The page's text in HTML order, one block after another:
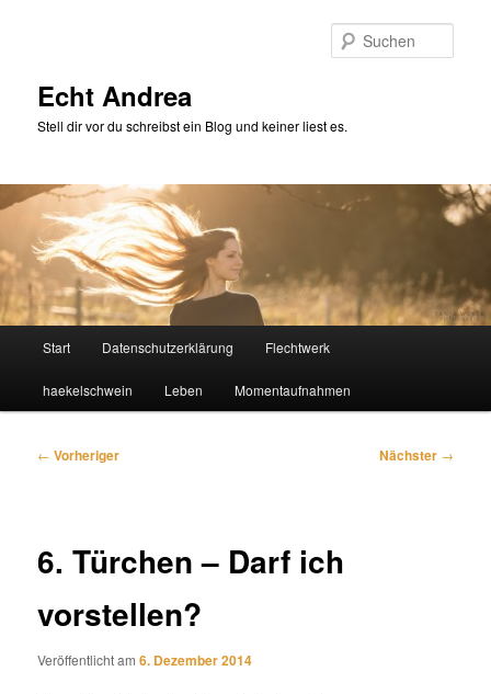
Echt Andrea
Stell dir vor du schreibst ein Blog und keiner liest es.
Start Datenschutzerklärung Flechtwerk
haekelschwein Leben Momentaufnahmen
Beitragsnavigation
← Vorheriger Nächster →
6. Türchen – Darf ich
vorstellen?
Veröffentlicht am6. Dezember 2014